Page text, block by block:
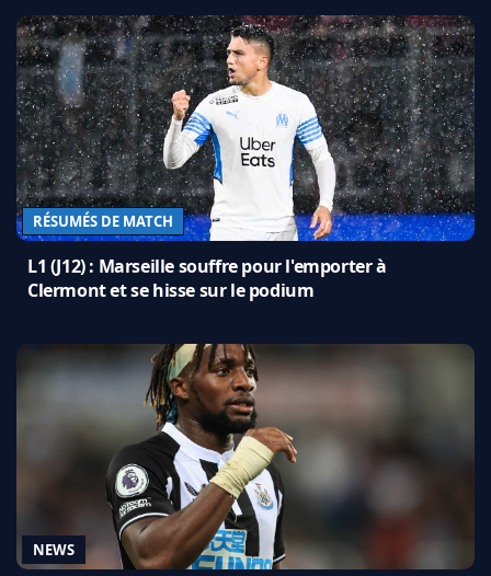
RÉSUMÉS DE MATCH
L1 (J12) : Marseille souffre pour l'emporter à
Clermont et se hisse sur le podium
NEWS